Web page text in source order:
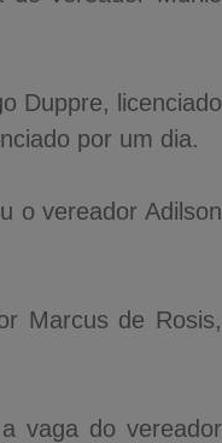
Duppre, licenciado
por um dia.
o vereador Adilson
Marcus de Rosis,
vaga do vereador